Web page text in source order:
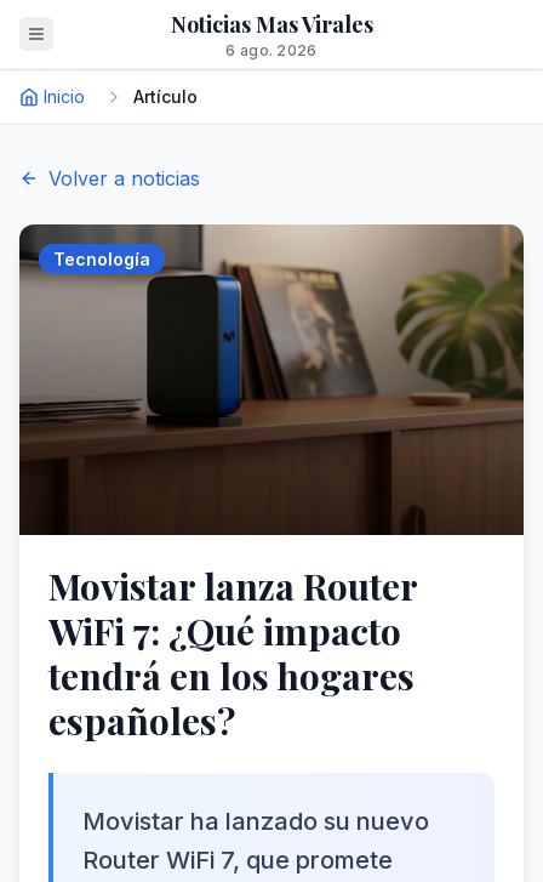
Noticias Mas Virales
6 ago. 2026
Inicio Artículo
Volver a noticias
Tecnología
Movistar lanza Router
WiFi 7: ¿Qué impacto
tendrá en los hogares
españoles?
Movistar ha lanzado su nuevo
Router WiFi 7, que promete